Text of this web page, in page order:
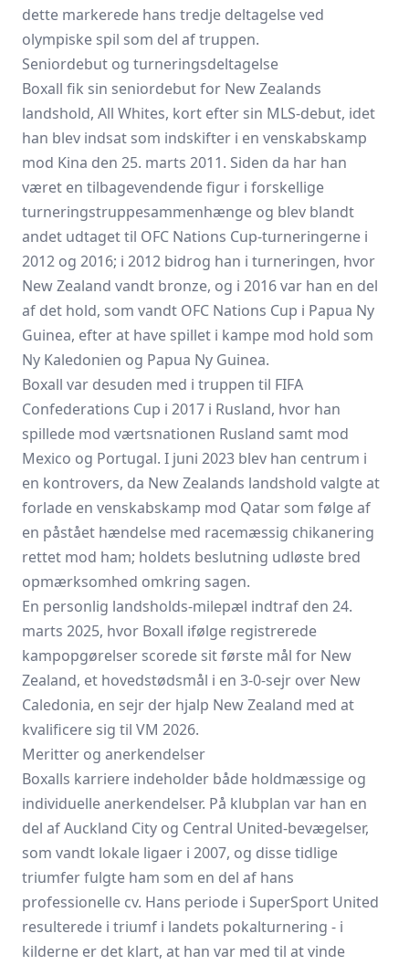
dette markerede hans tredje deltagelse ved
olympiske spil som del af truppen.
Seniordebut og turneringsdeltagelse
Boxall fik sin seniordebut for New Zealands
landshold, All Whites, kort efter sin MLS-debut, idet
han blev indsat som indskifter i en venskabskamp
mod Kina den 25. marts 2011. Siden da har han
været en tilbagevendende figur i forskellige
turneringstruppesammenhænge og blev blandt
andet udtaget til OFC Nations Cup-turneringerne i
2012 og 2016; i 2012 bidrog han i turneringen, hvor
New Zealand vandt bronze, og i 2016 var han en del
af det hold, som vandt OFC Nations Cup i Papua Ny
Guinea, efter at have spillet i kampe mod hold som
Ny Kaledonien og Papua Ny Guinea.
Boxall var desuden med i truppen til FIFA
Confederations Cup i 2017 i Rusland, hvor han
spillede mod værtsnationen Rusland samt mod
Mexico og Portugal. I juni 2023 blev han centrum i
en kontrovers, da New Zealands landshold valgte at
forlade en venskabskamp mod Qatar som følge af
en påstået hændelse med racemæssig chikanering
rettet mod ham; holdets beslutning udløste bred
opmærksomhed omkring sagen.
En personlig landsholds-milepæl indtraf den 24.
marts 2025, hvor Boxall ifølge registrerede
kampopgørelser scorede sit første mål for New
Zealand, et hovedstødsmål i en 3-0-sejr over New
Caledonia, en sejr der hjalp New Zealand med at
kvalificere sig til VM 2026.
Meritter og anerkendelser
Boxalls karriere indeholder både holdmæssige og
individuelle anerkendelser. På klubplan var han en
del af Auckland City og Central United-bevægelser,
som vandt lokale ligaer i 2007, og disse tidlige
triumfer fulgte ham som en del af hans
professionelle cv. Hans periode i SuperSport United
resulterede i triumf i landets pokalturnering - i
kilderne er det klart, at han var med til at vinde